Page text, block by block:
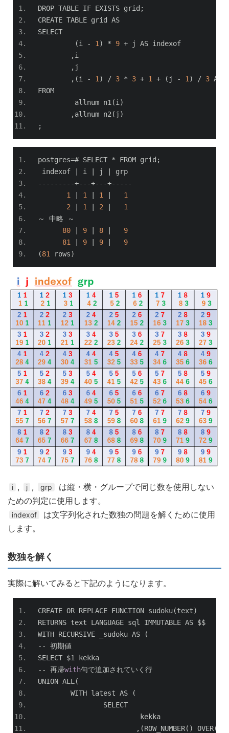
DROP TABLE IF EXISTS grid ;
CREATE TABLE grid AS
SELECT
(i - 1) * 9 + j AS indexof
,i
, j
,(i - 1) / 3 * 3 + 1 + ( j - 1) / 3 AS
FROM
	 allnum n1
(i)
,allnum n2( j )
;
postgres=# SELECT * FROM grid ;
indexof
i j
grp
---------+---+---+-----
1
1 1
1
2
1 2
1
～
中略
～
80
9 8
9
81
9 9
9
(81 rows)
i , j , grp
は縦・横・グループで同じ数を使用しない
ための判定に使用します。
indexof
は文字列化された数独の問題を解くために使用
します。
数独を解く
実際に解いてみると下記のようになります。
CREATE OR REPLACE FUNCTION sudoku(text)
RETURNS text LANGUAGE sql IMMUTABLE AS $$
WITH RECURSIVE _sudoku AS
(
--
初期値
SELECT $1 kekka
--
再帰with句で追加されていく行
UNION ALL (
	WITH latest AS
(
		SELECT
			 kekka
,(ROW_NUMBER() OVER